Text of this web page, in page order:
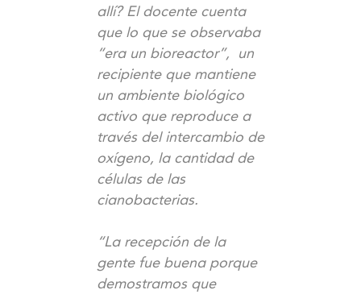
allí? El docente cuenta
que lo que se observaba
“era un bioreactor”, un
recipiente que mantiene
un ambiente biológico
activo que reproduce a
través del intercambio de
oxígeno, la cantidad de
células de las
cianobacterias.
“La recepción de la
gente fue buena porque
demostramos que